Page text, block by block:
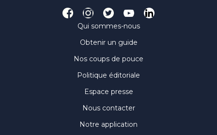
Qui sommes-nous
Obtenir un guide
Nos coups de pouce
Politique éditoriale
Espace presse
Nous contacter
Notre application